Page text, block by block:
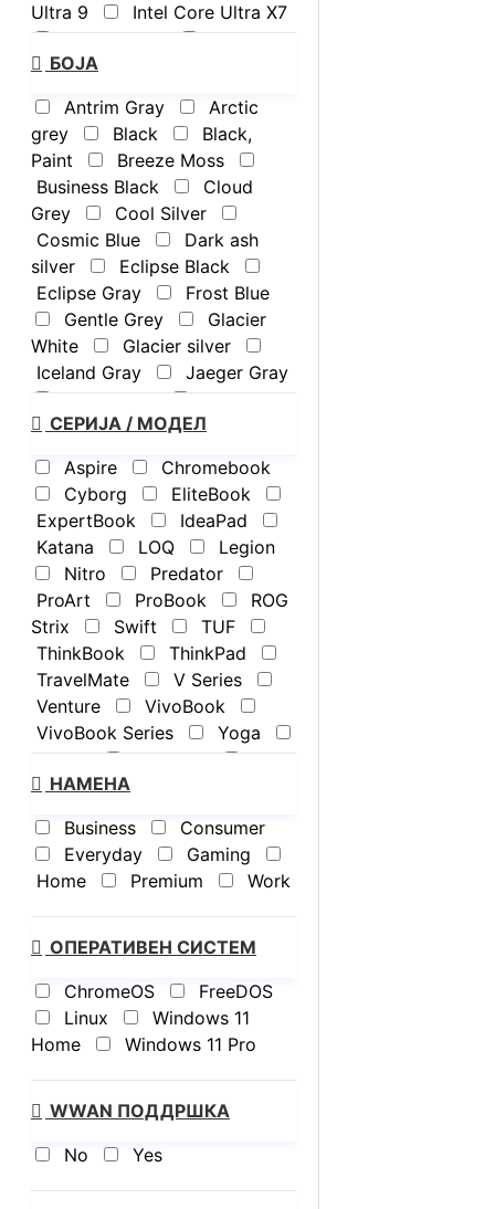
Ultra 9
Intel Core Ultra X7
Intel Core i5
Intel Core
i7
Snapdragon
БОЈА
Antrim Gray
Arctic
grey
Black
Black,
Paint
Breeze Moss
Business Black
Cloud
Grey
Cool Silver
Cosmic Blue
Dark ash
silver
Eclipse Black
Eclipse Gray
Frost Blue
Gentle Grey
Glacier
White
Glacier silver
Iceland Gray
Jaeger Gray
Light Silver
Luna grey
Matte Gray
Mecha
Misty Gray
Misty Grey
Morn Grey
Nano Black
Obsidian Black
Pike
silver aluminum
Quiet Blue
Rocky Grey
Scandinavian White
Seashell
Shale Black
Solid Gray
Steam Blue
Steel Grey
Thunder Grey
Tidal teal
Translucent
Black
Zabriskie Beige
СЕРИЈА / МОДЕЛ
Aspire
Chromebook
Cyborg
EliteBook
ExpertBook
IdeaPad
Katana
LOQ
Legion
Nitro
Predator
ProArt
ProBook
ROG
Strix
Swift
TUF
ThinkBook
ThinkPad
TravelMate
V Series
Venture
VivoBook
VivoBook Series
Yoga
ZBook
ZenBook
ZenBook Series
НАМЕНА
Business
Consumer
Everyday
Gaming
Home
Premium Work
ОПЕРАТИВЕН СИСТЕМ
ChromeOS
FreeDOS
Linux
Windows 11
Home
Windows 11 Pro
WWAN ПОДДРШКА
No
Yes